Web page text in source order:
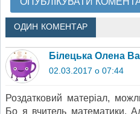
ОДИН КОМЕНТАР
Білецька Олена
02.03.2017 о 07:44
Роздатковий матеріал,
Бо я вчитель математики.